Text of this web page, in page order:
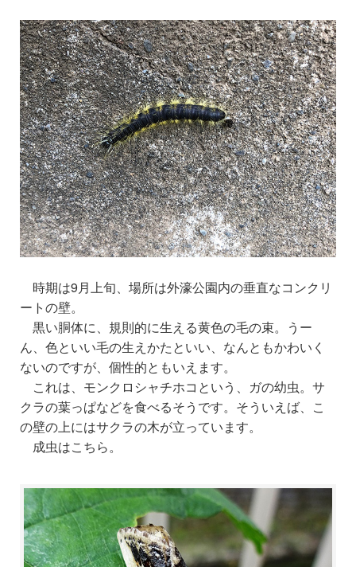
時期は9月上旬、場所は外濠公園内の垂直なコンクリ
ートの壁。
黒い胴体に、規則的に生える黄色の毛の束。うー
ん、色といい毛の生えかたといい、なんともかわいく
ないのですが、個性的ともいえます。
これは、モンクロシャチホコという、ガの幼虫。サ
クラの葉っぱなどを食べるそうです。そういえば、こ
の壁の上にはサクラの木が立っています。
成虫はこちら。